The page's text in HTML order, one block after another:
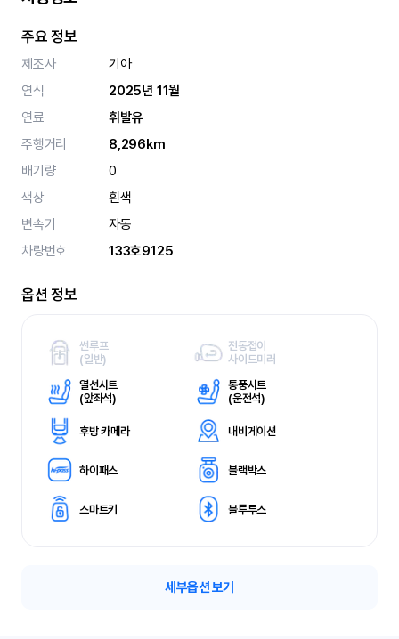
주요 정보
제조사
기아
연식
2025년 11월
연료
휘발유
주행거리
8,296km
배기량
0
색상
흰색
변속기
자동
차량번호
133호9125
옵션 정보
썬루프
(일반)
전동접이
사이드미러
열선시트
(앞좌석)
통풍시트
(운전석)
후방 카메라 내비게이션
하이패스 블랙박스
스마트키 블루투스
세부옵션 보기